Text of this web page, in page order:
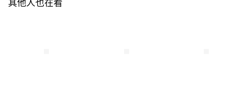
其他人也在看